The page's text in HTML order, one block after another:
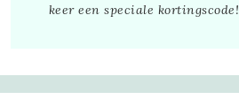
keer een speciale kortingscode!